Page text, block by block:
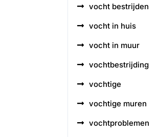
vocht bestrijden
vocht in huis
vocht in muur
vochtbestrijding
vochtige
vochtige muren
vochtproblemen